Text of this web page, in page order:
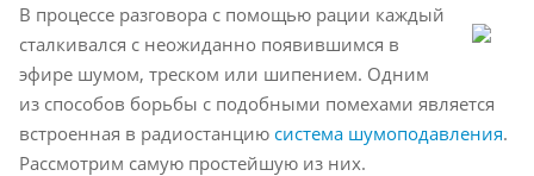
В процессе разговора с помощью рации каждый
сталкивался с неожиданно появившимся в
эфире шумом, треском или шипением. Одним
из способов борьбы с подобными помехами является
встроенная в радиостанцию система шумоподавления.
Рассмотрим самую простейшую из них.